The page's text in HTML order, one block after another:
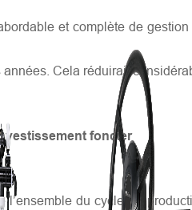
et complète de
Cela réduirait
foncier
l’ensemble du cycle de